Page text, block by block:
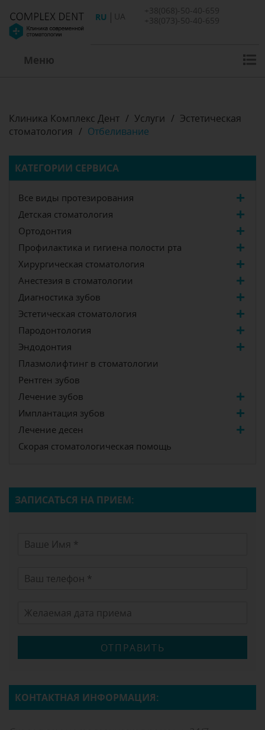
RU UA
+38(068)-50-40-659
+38(073)-50-40-659
Меню
Клиника Комплекс Дент / Услуги / Эстетическая
стоматология / Отбеливание
КАТЕГОРИИ СЕРВИСА
Все виды протезирования
Детская стоматология
Ортодонтия
Профилактика и гигиена полости рта
Хирургическая стоматология
Анестезия в стоматологии
Диагностика зубов
Эстетическая стоматология
Пародонтология
Эндодонтия
Плазмолифтинг в стоматологии
Рентген зубов
Лечение зубов
Имплантация зубов
Лечение десен
Скорая стоматологическая помощь
ЗАПИСАТЬСЯ НА ПРИЕМ:
ОТПРАВИТЬ
КОНТАКТНАЯ ИНФОРМАЦИЯ: